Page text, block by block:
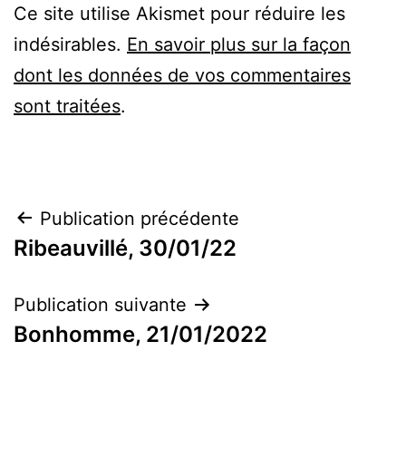
Ce site utilise Akismet pour réduire les
indésirables. En savoir plus sur la façon
dont les données de vos commentaires
sont traitées.
Navigation
de
l’article
Publication précédente
Ribeauvillé, 30/01/22
Publication suivante
Bonhomme, 21/01/2022